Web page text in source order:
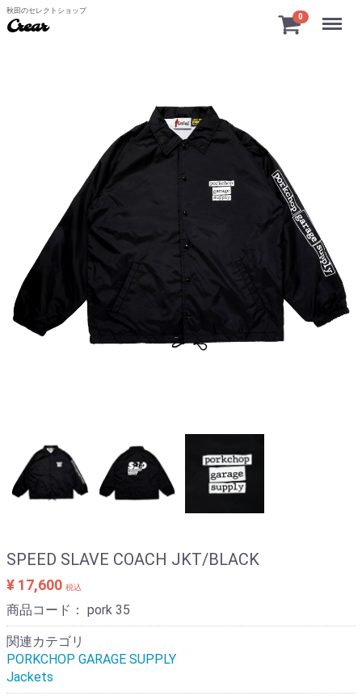
秋田のセレクトショップ
Crear
0 Menu
SPEED SLAVE COACH JKT/BLACK
¥ 17,600 税込
商品コード： pork 35
関連カテゴリ
PORKCHOP GARAGE SUPPLY
Jackets